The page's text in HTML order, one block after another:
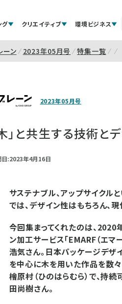
グ クリエイティブ 環境ビジネス
ーン 2023年05月号 特集一覧
2023年05月号
」と共生する技術と
日:2023年4月16日
サステナブル、アップサイクル
では、デザイン性はもちろん、
今回集まってくれたのは、2020
ン加工サービス「EMARF（エ
浩気さん。日本パッケージデザ
を中心に木を用いた作品を数々
檜原村（ひのはらむら）で、持
田尚樹さん。